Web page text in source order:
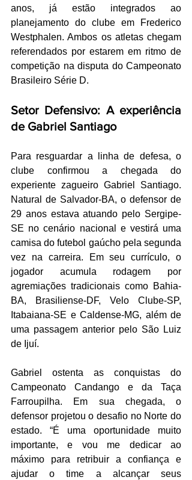
anos, já estão integrados ao
planejamento do clube em Frederico
Westphalen. Ambos os atletas chegam
referendados por estarem em ritmo de
competição na disputa do Campeonato
Brasileiro Série D.
Setor Defensivo: A experiência
de Gabriel Santiago
Para resguardar a linha de defesa, o
clube confirmou a chegada do
experiente zagueiro Gabriel Santiago.
Natural de Salvador-BA, o defensor de
29 anos estava atuando pelo Sergipe-
SE no cenário nacional e vestirá uma
camisa do futebol gaúcho pela segunda
vez na carreira. Em seu currículo, o
jogador acumula rodagem por
agremiações tradicionais como Bahia-
BA, Brasiliense-DF, Velo Clube-SP,
Itabaiana-SE e Caldense-MG, além de
uma passagem anterior pelo São Luiz
de Ijuí.
Gabriel ostenta as conquistas do
Campeonato Candango e da Taça
Farroupilha. Em sua chegada, o
defensor projetou o desafio no Norte do
estado. “É uma oportunidade muito
importante, e vou me dedicar ao
máximo para retribuir a confiança e
ajudar o time a alcançar seus